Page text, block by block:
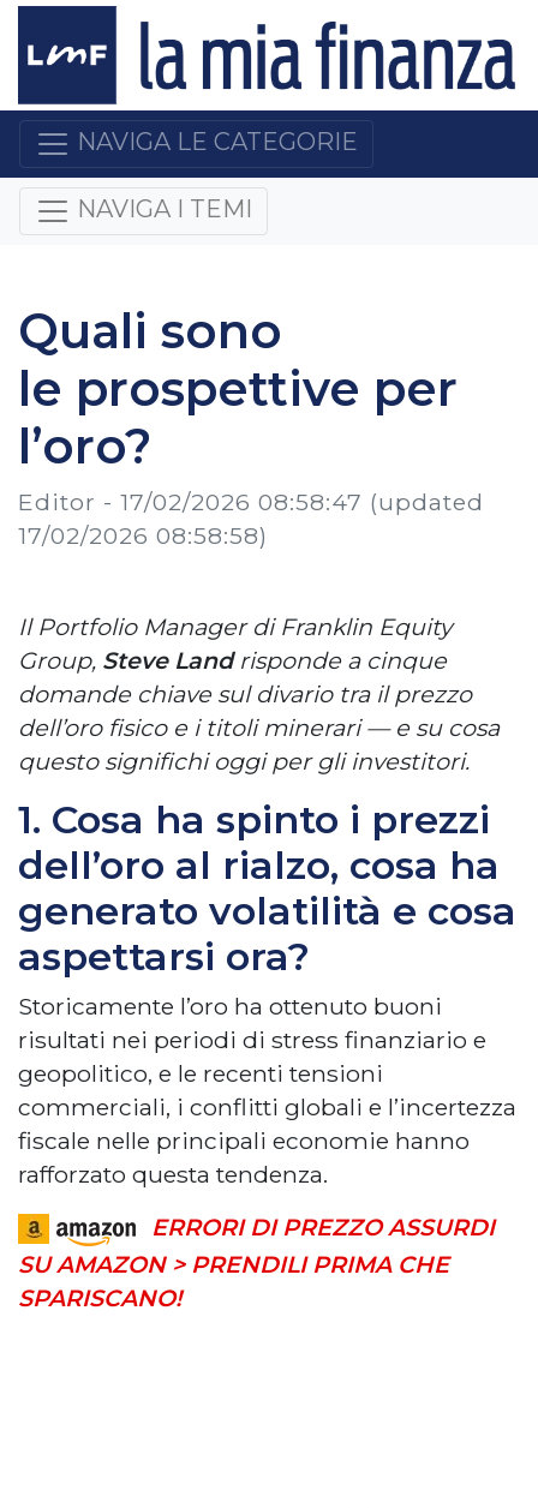
NAVIGA LE CATEGORIE
NAVIGA I TEMI
Quali sono
le prospettive per
l’oro?
Editor - 17/02/2026 08:58:47 (updated
17/02/2026 08:58:58)
Il Portfolio Manager di Franklin Equity
Group, Steve Landrisponde a cinque
domande chiave sul divario tra il prezzo
dell’oro fisico e i titoli minerari — e su cosa
questo significhi oggi per gli investitori.
1. Cosa ha spinto i prezzi
dell’oro al rialzo, cosa ha
generato volatilità e cosa
aspettarsi ora?
Storicamente l’oro ha ottenuto buoni
risultati nei periodi di stress finanziario e
geopolitico, e le recenti tensioni
commerciali, i conflitti globali e l’incertezza
fiscale nelle principali economie hanno
rafforzato questa tendenza.
ERRORI DI PREZZO ASSURDI
SU AMAZON > PRENDILI PRIMA CHE
SPARISCANO!